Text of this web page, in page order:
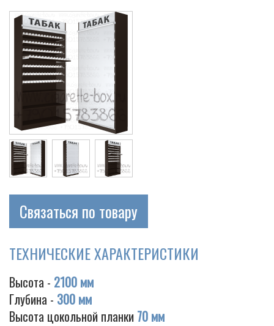
Cigarette
Связаться по товару
ТЕХНИЧЕСКИЕ ХАРАКТЕРИСТИКИ
Высота - 2100 мм
Глубина - 300 мм
Высота цокольной планки 70 мм